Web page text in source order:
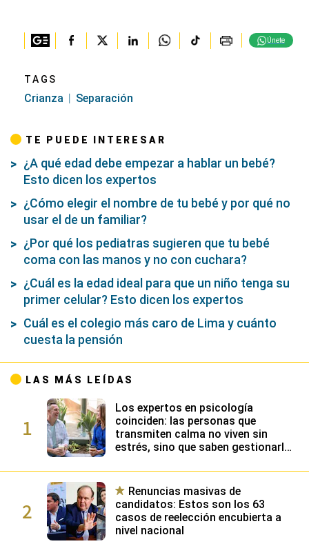
Únete
TAGS
Crianza Separación
TE PUEDE INTERESAR
¿A qué edad debe empezar a hablar un bebé?
Esto dicen los expertos
¿Cómo elegir el nombre de tu bebé y por qué no
usar el de un familiar?
¿Por qué los pediatras sugieren que tu bebé
coma con las manos y no con cuchara?
¿Cuál es la edad ideal para que un niño tenga su
primer celular? Esto dicen los expertos
Cuál es el colegio más caro de Lima y cuánto
cuesta la pensión
LAS MÁS LEÍDAS
1
Los expertos en psicología
coinciden: las personas que
transmiten calma no viven sin
estrés, sino que saben gestionarlo
emocional
2
Renuncias masivas de
candidatos: Estos son los 63
casos de reelección encubierta a
nivel nacional